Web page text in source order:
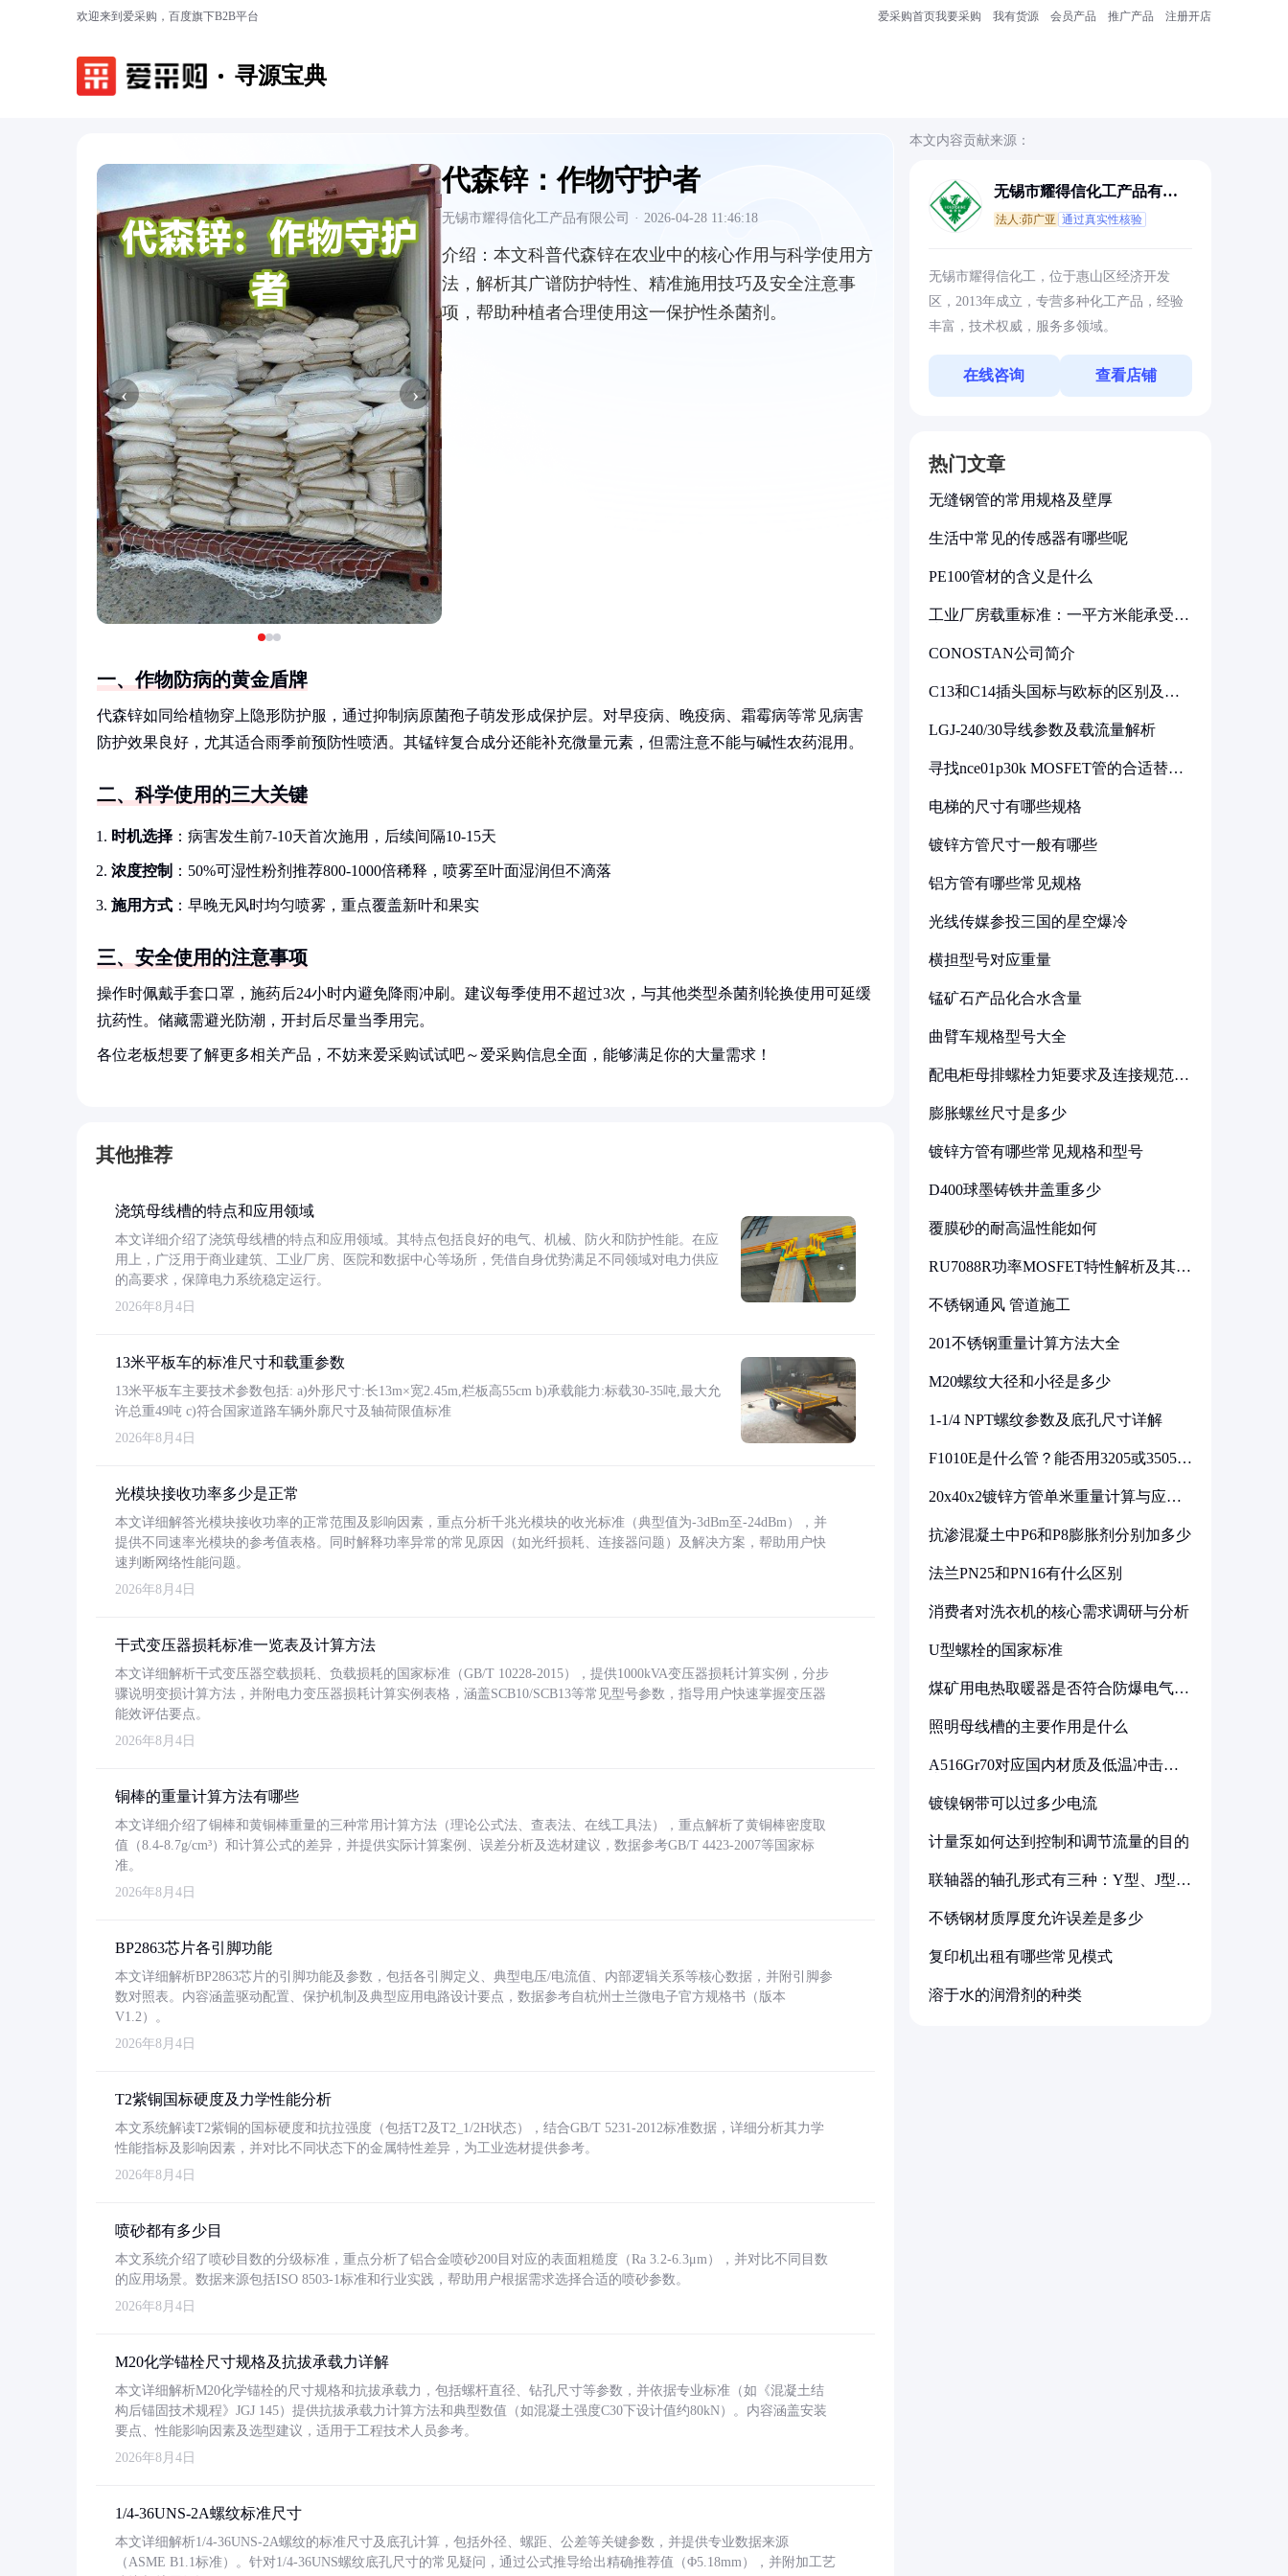
欢迎来到爱采购，百度旗下B2B平台 爱采购首页我要采购 我有货源 会员产品 推广产品 注册开店
寻源宝典
‹ ›
代森锌：作物守护者
无锡市耀得信化工产品有限公司 · 2026-04-28 11:46:18
介绍： 本文科普代森锌在农业中的核心作用与科学使用方
法，解析其广谱防护特性、精准施用技巧及安全注意事
项，帮助种植者合理使用这一保护性杀菌剂。
一、作物防病的黄金盾牌
代森锌如同给植物穿上隐形防护服，通过抑制病原菌孢子萌发形成保护层。对早疫病、晚疫病、霜霉病等常见病害
防护效果良好，尤其适合雨季前预防性喷洒。其锰锌复合成分还能补充微量元素，但需注意不能与碱性农药混用。
二、科学使用的三大关键
时机选择 ：病害发生前7-10天首次施用，后续间隔10-15天
浓度控制 ：50%可湿性粉剂推荐800-1000倍稀释，喷雾至叶面湿润但不滴落
施用方式 ：早晚无风时均匀喷雾，重点覆盖新叶和果实
三、安全使用的注意事项
操作时佩戴手套口罩，施药后24小时内避免降雨冲刷。建议每季使用不超过3次，与其他类型杀菌剂轮换使用可延缓
抗药性。储藏需避光防潮，开封后尽量当季用完。
各位老板想要了解更多相关产品，不妨来爱采购试试吧～爱采购信息全面，能够满足你的大量需求！
其他推荐
浇筑母线槽的特点和应用领域
本文详细介绍了浇筑母线槽的特点和应用领域。其特点包括良好的电气、机械、防火和防护性能。在应
用上，广泛用于商业建筑、工业厂房、医院和数据中心等场所，凭借自身优势满足不同领域对电力供应
的高要求，保障电力系统稳定运行。
2026年8月4日
13米平板车的标准尺寸和载重参数
13米平板车主要技术参数包括: a)外形尺寸:长13m×宽2.45m,栏板高55cm b)承载能力:标载30-35吨,最大允
许总重49吨 c)符合国家道路车辆外廓尺寸及轴荷限值标准
2026年8月4日
光模块接收功率多少是正常
本文详细解答光模块接收功率的正常范围及影响因素，重点分析千兆光模块的收光标准（典型值为-3dBm至-24dBm），并
提供不同速率光模块的参考值表格。同时解释功率异常的常见原因（如光纤损耗、连接器问题）及解决方案，帮助用户快
速判断网络性能问题。
2026年8月4日
干式变压器损耗标准一览表及计算方法
本文详细解析干式变压器空载损耗、负载损耗的国家标准（GB/T 10228-2015），提供1000kVA变压器损耗计算实例，分步
骤说明变损计算方法，并附电力变压器损耗计算实例表格，涵盖SCB10/SCB13等常见型号参数，指导用户快速掌握变压器
能效评估要点。
2026年8月4日
铜棒的重量计算方法有哪些
本文详细介绍了铜棒和黄铜棒重量的三种常用计算方法（理论公式法、查表法、在线工具法），重点解析了黄铜棒密度取
值（8.4-8.7g/cm³）和计算公式的差异，并提供实际计算案例、误差分析及选材建议，数据参考GB/T 4423-2007等国家标
准。
2026年8月4日
BP2863芯片各引脚功能
本文详细解析BP2863芯片的引脚功能及参数，包括各引脚定义、典型电压/电流值、内部逻辑关系等核心数据，并附引脚参
数对照表。内容涵盖驱动配置、保护机制及典型应用电路设计要点，数据参考自杭州士兰微电子官方规格书（版本
V1.2）。
2026年8月4日
T2紫铜国标硬度及力学性能分析
本文系统解读T2紫铜的国标硬度和抗拉强度（包括T2及T2_1/2H状态），结合GB/T 5231-2012标准数据，详细分析其力学
性能指标及影响因素，并对比不同状态下的金属特性差异，为工业选材提供参考。
2026年8月4日
喷砂都有多少目
本文系统介绍了喷砂目数的分级标准，重点分析了铝合金喷砂200目对应的表面粗糙度（Ra 3.2-6.3μm），并对比不同目数
的应用场景。数据来源包括ISO 8503-1标准和行业实践，帮助用户根据需求选择合适的喷砂参数。
2026年8月4日
M20化学锚栓尺寸规格及抗拔承载力详解
本文详细解析M20化学锚栓的尺寸规格和抗拔承载力，包括螺杆直径、钻孔尺寸等参数，并依据专业标准（如《混凝土结
构后锚固技术规程》JGJ 145）提供抗拔承载力计算方法和典型数值（如混凝土强度C30下设计值约80kN）。内容涵盖安装
要点、性能影响因素及选型建议，适用于工程技术人员参考。
2026年8月4日
1/4-36UNS-2A螺纹标准尺寸
本文详细解析1/4-36UNS-2A螺纹的标准尺寸及底孔计算，包括外径、螺距、公差等关键参数，并提供专业数据来源
（ASME B1.1标准）。针对1/4-36UNS螺纹底孔尺寸的常见疑问，通过公式推导给出精确推荐值（Φ5.18mm），并附加工艺
本文内容贡献来源：
无锡市耀得信化工产品有限
法人:茆广亚 通过真实性核验
无锡市耀得信化工，位于惠山区经济开发
区，2013年成立，专营多种化工产品，经验
丰富，技术权威，服务多领域。
在线咨询 查看店铺
热门文章
无缝钢管的常用规格及壁厚
生活中常见的传感器有哪些呢
PE100管材的含义是什么
工业厂房载重标准：一平方米能承受多
CONOSTAN公司简介
C13和C14插头国标与欧标的区别及其
LGJ-240/30导线参数及载流量解析
寻找nce01p30k MOSFET管的合适替代
电梯的尺寸有哪些规格
镀锌方管尺寸一般有哪些
铝方管有哪些常见规格
光线传媒参投三国的星空爆冷
横担型号对应重量
锰矿石产品化合水含量
曲臂车规格型号大全
配电柜母排螺栓力矩要求及连接规范详
膨胀螺丝尺寸是多少
镀锌方管有哪些常见规格和型号
D400球墨铸铁井盖重多少
覆膜砂的耐高温性能如何
RU7088R功率MOSFET特性解析及其在
不锈钢通风 管道施工
201不锈钢重量计算方法大全
M20螺纹大径和小径是多少
1-1/4 NPT螺纹参数及底孔尺寸详解
F1010E是什么管？能否用3205或3505代
20x40x2镀锌方管单米重量计算与应用
抗渗混凝土中P6和P8膨胀剂分别加多少
法兰PN25和PN16有什么区别
消费者对洗衣机的核心需求调研与分析
U型螺栓的国家标准
煤矿用电热取暖器是否符合防爆电气设
照明母线槽的主要作用是什么
A516Gr70对应国内材质及低温冲击要
镀镍钢带可以过多少电流
计量泵如何达到控制和调节流量的目的
联轴器的轴孔形式有三种：Y型、J型、
不锈钢材质厚度允许误差是多少
复印机出租有哪些常见模式
溶于水的润滑剂的种类